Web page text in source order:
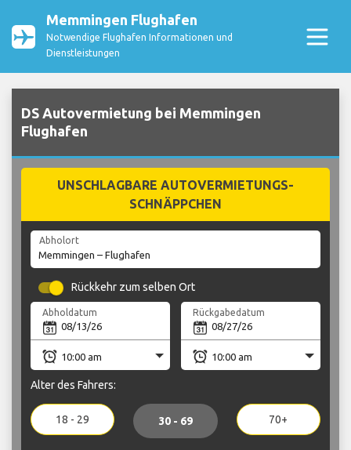
Memmingen Flughafen
Notwendige Flughafen Informationen und
Dienstleistungen
DS Autovermietung bei Memmingen
Flughafen
UNSCHLAGBARE AUTOVERMIETUNGS-
SCHNÄPPCHEN
Abholort
Rückkehr zum selben Ort
Abholdatum Rückgabedatum
Alter des Fahrers:
18 - 29 30 - 69 70+